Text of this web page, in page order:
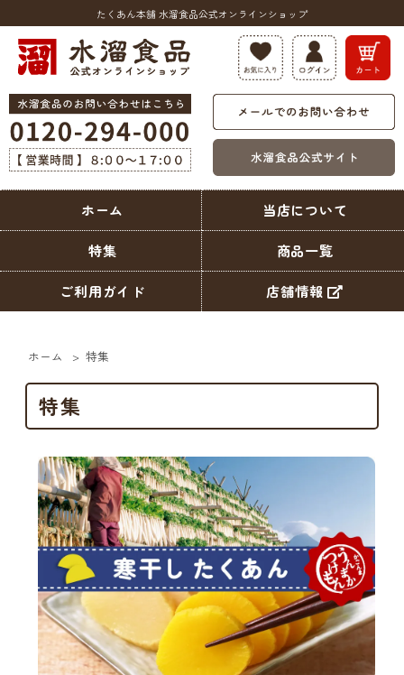
たくあん本舗 水溜食品公式オンラインショップ
ホーム 当店について
特集 商品一覧
ご利用ガイド 店舗情報
ホーム > 特集
特集